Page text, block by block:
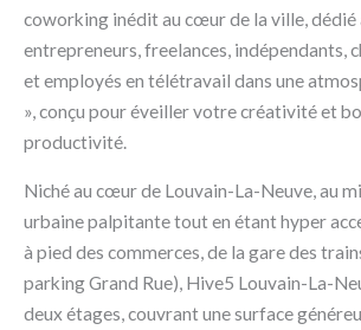
coworking inédit au cœur de la ville, dédié
entrepreneurs, freelances, indépendants,
et employés en télétravail dans une
», conçu pour éveiller votre créativité et
productivité.
Niché au cœur de Louvain-La-Neuve, au
urbaine palpitante tout en étant hyper
à pied des commerces, de la gare des
parking Grand Rue), Hive5 Louvain-La-
deux étages, couvrant une surface